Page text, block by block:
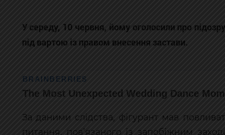
У середу, 10 червня, йому оголосили про
під вартою із правом внесення застави.
За даними слідства, фігурант мав
питання, пов’язаного із запобіжним